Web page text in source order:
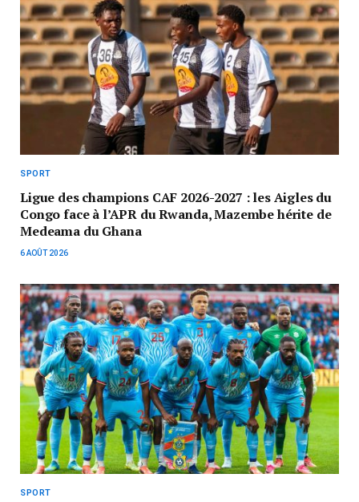
SPORT
Ligue des champions CAF 2026-2027 : les Aigles du
Congo face à l’APR du Rwanda, Mazembe hérite de
Medeama du Ghana
6 AOÛT 2026
SPORT